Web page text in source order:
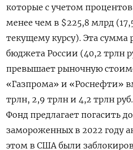
которые с учетом
менее чем в $225,8 млрд
текущему курсу). Эта сумма
бюджета России (40,2 трлн
превышает рыночную
«Газпрома» и «Роснефти»
трлн, 2,9 трлн и 4,2 трлн
Фонд предлагает погасить
замороженных в 2022 году
этом в США были